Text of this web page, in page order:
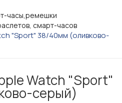
часы,ремешки
смарт-часов
"Sport" 38/40мм (оливково-
Watch "Sport"
серый)